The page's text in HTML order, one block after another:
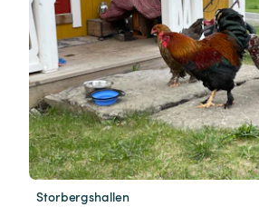
Storbergshallen